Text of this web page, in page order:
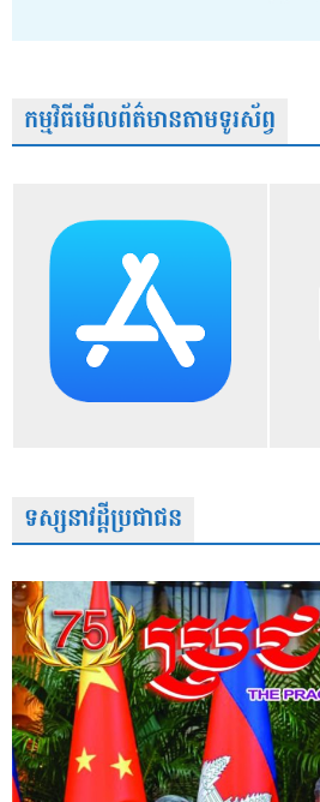
កម្មវិធីមើលព័ត៌មានតាមទូរស័ព្វ
ទស្សនាវដ្តីប្រជាជន